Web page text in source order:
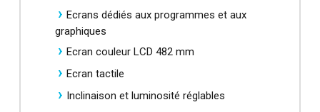
Ecrans dédiés aux programmes et aux
graphiques
Ecran couleur LCD 482 mm
Ecran tactile
Inclinaison et luminosité réglables